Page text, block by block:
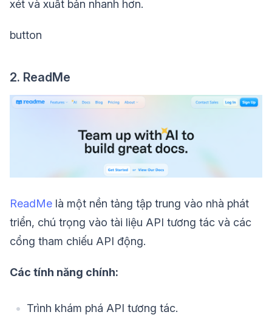
xét và xuất bản nhanh hơn.
button
2. ReadMe
ReadMe là một nền tảng tập trung vào nhà phát
triển, chú trọng vào tài liệu API tương tác và các
cổng tham chiếu API động.
Các tính năng chính:
Trình khám phá API tương tác.